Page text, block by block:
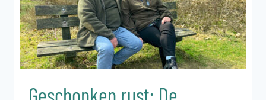
VAN
HET
LUNTERSCHE
BUURTBOSCH